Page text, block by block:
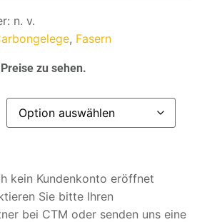
n. v.
, Fasern
zu sehen.
kein Kundenkonto eröffnet
Sie bitte Ihren
bei CTM oder senden uns eine